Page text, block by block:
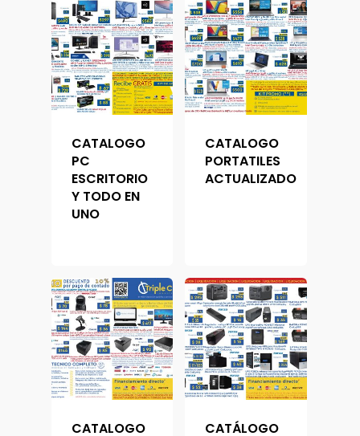
CATALOGO
PC
ESCRITORIO
Y TODO EN
UNO
CATALOGO
PORTATILES
ACTUALIZADO
CATALOGO
CATÁLOGO
Tienda
Computación
Сomputadoras De
Escritorio
Tv&video
Proyectores
Televisores
Сelulares
Carrito
Contactos
Reserva Visita